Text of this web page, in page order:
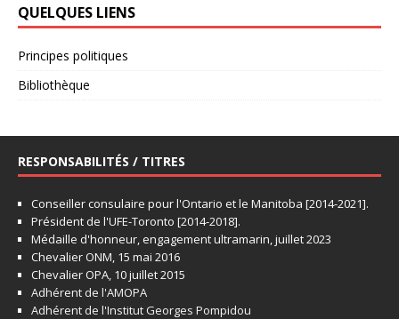
QUELQUES LIENS
Principes politiques
Bibliothèque
RESPONSABILITÉS / TITRES
Conseiller consulaire pour l'Ontario et le Manitoba [2014-2021].
Président de l'UFE-Toronto [2014-2018].
Médaille d'honneur, engagement ultramarin, juillet 2023
Chevalier ONM, 15 mai 2016
Chevalier OPA, 10 juillet 2015
Adhérent de l'AMOPA
Adhérent de l'Institut Georges Pompidou